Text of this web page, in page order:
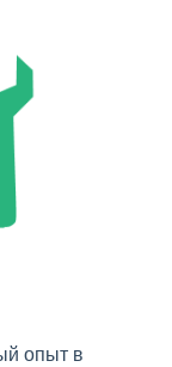
опыт в